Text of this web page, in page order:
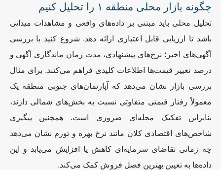
چگونه بازار محلی منطقه ۱ را تحلیل کنیم
تحلیل محلی باید مبتنی بر داده‌های واقعی و مشاهدات میدانی
باشد تا ارزیابی قابل اعتباری ارائه دهد. شروع کنید با بررسی
آگهی‌های اخیر؛ نرخ‌های پیشنهادی، مدت زمان ماندگاری آگهی و
درصد تغییر قیمت‌ها اطلاعات کلیدی فراهم می‌کنند. برای مثال
بررسی بازار نشان می‌دهد که آپارتمان‌های جنوبی منطقه یک
معمولاً رفتار قیمتی متفاوتی نسبت به بخش‌های شمالی دارند،
بنابراین تفکیک محله‌ای ضروری است. همچنین پیگیری
شاخص‌های اقتصادی کلان مانند نرخ بهره و تورم نشان می‌دهد
چه زمانی تقاضای سرمایه‌ای کاهش یا افزایش می‌یابد و این
داده‌ها به تعیین بهترین فصل فروش کمک می‌کند.